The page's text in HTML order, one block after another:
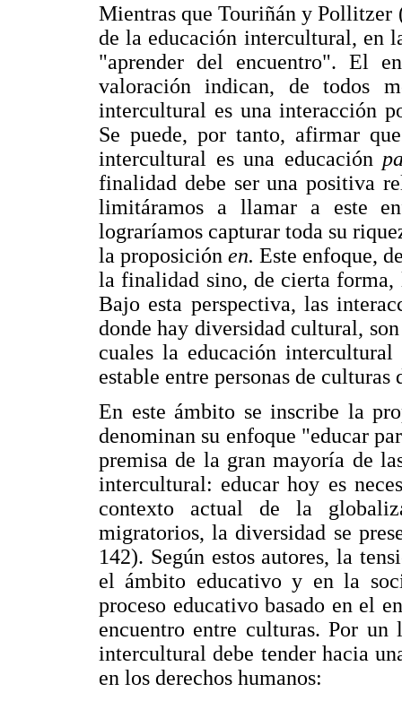
Mientras que Touriñán y Pollitzer
de la educación intercultural, en
"aprender del encuentro". El
valoración indican, de todos
intercultural es una interacción
Se puede, por tanto, afirmar
intercultural es una educación
finalidad debe ser una positiva
limitáramos a llamar a este
lograríamos capturar toda su
la proposición en. Este enfoque,
la finalidad sino, de cierta
Bajo esta perspectiva, las
donde hay diversidad cultural,
cuales la educación
estable entre personas de culturas
En este ámbito se inscribe la
denominan su enfoque "educar
premisa de la gran mayoría de
intercultural: educar hoy es
contexto actual de la
migratorios, la diversidad se
142). Según estos autores, la
el ámbito educativo y en la
proceso educativo basado en el
encuentro entre culturas. Por un
intercultural debe tender hacia
en los derechos humanos: